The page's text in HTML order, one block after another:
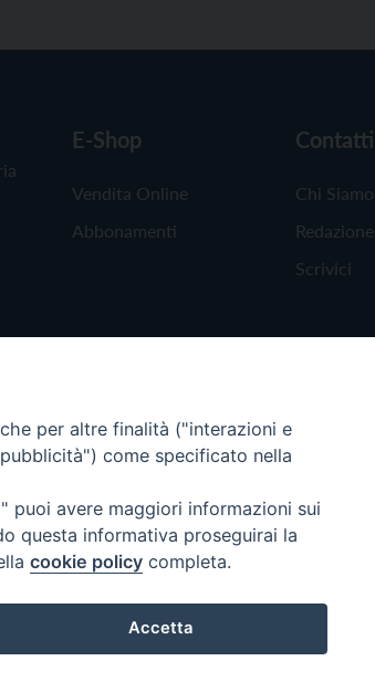
E-Shop
Vendita Online
Abbonamenti
Contatti
Chi Siamo
Redazione
Scrivici
per altre finalità ("interazioni e
come specificato nella
puoi avere maggiori informazioni sui
questa informativa proseguirai la
cookie policy completa.
Accetta